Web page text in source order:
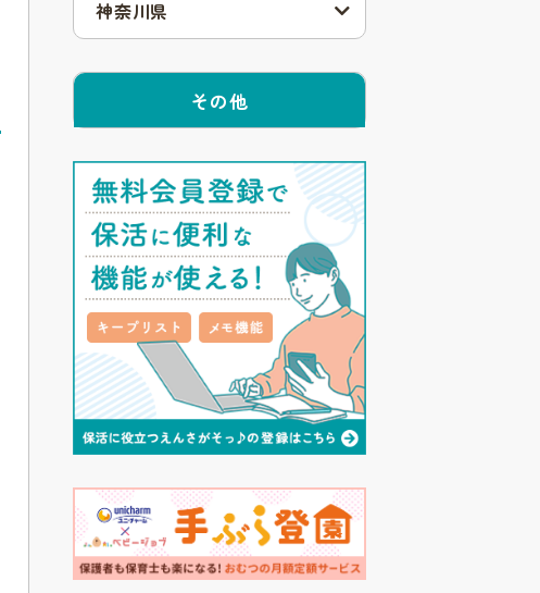
神奈川県
その他